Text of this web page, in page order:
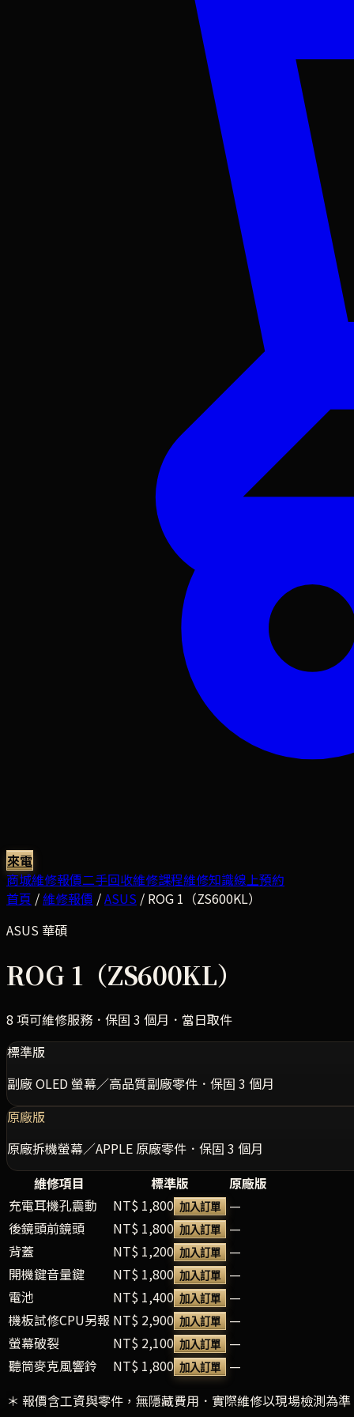
來電
商城維修報價二手回收維修課程維修知識線上預約
首頁 /維修報價 /ASUS / ROG 1（ZS600KL）
ASUS 華碩
ROG 1（ZS600KL）
8 項可維修服務．保固 3 個月．當日取件
標準版
副廠 OLED 螢幕／高品質副廠零件．保固 3 個月
原廠版
原廠拆機螢幕／APPLE 原廠零件．保固 3 個月
維修項目
標準版
原廠版
充電耳機孔震動
NT$ 1,800 加入訂單
—
後鏡頭前鏡頭
NT$ 1,800 加入訂單
—
背蓋
NT$ 1,200 加入訂單
—
開機鍵音量鍵
NT$ 1,800 加入訂單
—
電池
NT$ 1,400 加入訂單
—
機板試修CPU另報 NT$ 2,900 加入訂單
—
螢幕破裂
NT$ 2,100 加入訂單
—
聽筒麥克風響鈴
NT$ 1,800 加入訂單
—
＊ 報價含工資與零件，無隱藏費用．實際維修以現場檢測為